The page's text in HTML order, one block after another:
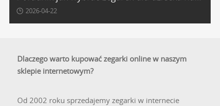
2026-04-22
Dlaczego warto kupować zegarki online w naszym
sklepie internetowym?
Od 2002 roku sprzedajemy zegarki w internecie